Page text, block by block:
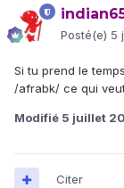
Posté(e) 5
Si tu prend le
/afrabk/ ce qui
Modifié 5 juillet
Citer